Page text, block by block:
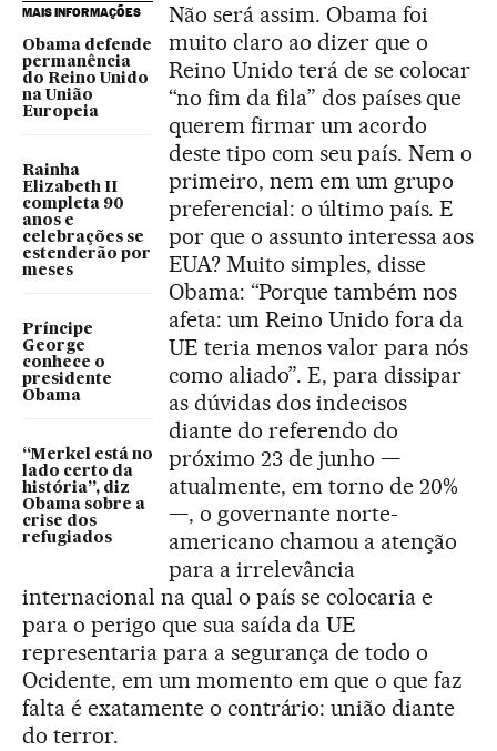
MAIS INFORMAÇÕES
Obama defende
permanência
do Reino Unido
na União
Europeia
Rainha
Elizabeth II
completa 90
anos e
celebrações se
estenderão por
meses
Príncipe
George
conhece o
presidente
Obama
“Merkel está no
lado certo da
história”, diz
Obama sobre a
crise dos
refugiados
Não será assim. Obama foi
muito claro ao dizer que o
Reino Unido terá de se colocar
“no fim da fila” dos países que
querem firmar um acordo
deste tipo com seu país. Nem o
primeiro, nem em um grupo
preferencial: o último país. E
por que o assunto interessa aos
EUA? Muito simples, disse
Obama: “Porque também nos
afeta: um Reino Unido fora da
UE teria menos valor para nós
como aliado”. E, para dissipar
as dúvidas dos indecisos
diante do referendo do
próximo 23 de junho —
atualmente, em torno de 20%
—, o governante norte-
americano chamou a atenção
para a irrelevância
internacional na qual o país se colocaria e
para o perigo que sua saída da UE
representaria para a segurança de todo o
Ocidente, em um momento em que o que faz
falta é exatamente o contrário: união diante
do terror.